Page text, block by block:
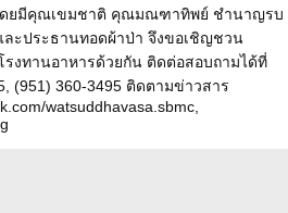
ยมีคุณเขมชาติ คุณมณฑาทิพย์ ชำนาญรบ
ละประธานทอดผ้าป่า จึงขอเชิญชวน
งทานอาหารด้วยกัน ติดต่อสอบถามได้ที่
(951) 360-3495 ติดตามข่าวสาร
watsuddhavasa.sbmc,